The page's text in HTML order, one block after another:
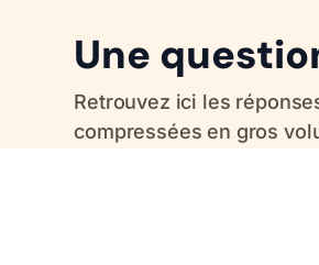
Une
Retrouvez ici les
compressées en gros